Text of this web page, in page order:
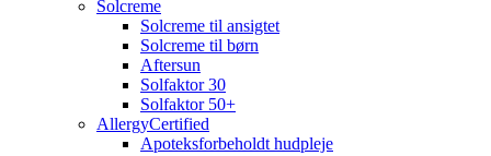
Solcreme
Solcreme til ansigtet
Solcreme til børn
Aftersun
Solfaktor 30
Solfaktor 50+
AllergyCertified
Apoteksforbeholdt hudpleje